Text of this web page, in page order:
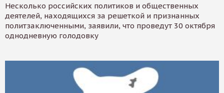
Несколько российских политиков и общественных
деятелей, находящихся за решеткой и признанных
политзаключенными, заявили, что проведут 30 октября
однодневную голодовку